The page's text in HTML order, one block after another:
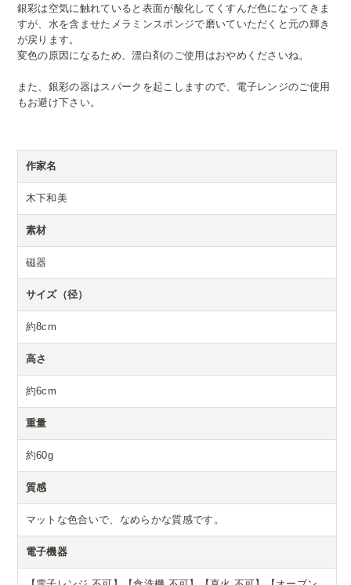
銀彩は空気に触れていると表面が酸化してくすんだ色になってきま
すが、水を含ませたメラミンスポンジで磨いていただくと元の輝き
が戻ります。
変色の原因になるため、漂白剤のご使用はおやめくださいね。
また、銀彩の器はスパークを起こしますので、電子レンジのご使用
もお避け下さい。
作家名
木下和美
素材
磁器
サイズ（径）
約8cm
高さ
約6cm
重量
約60g
質感
マットな色合いで、なめらかな質感です。
電子機器